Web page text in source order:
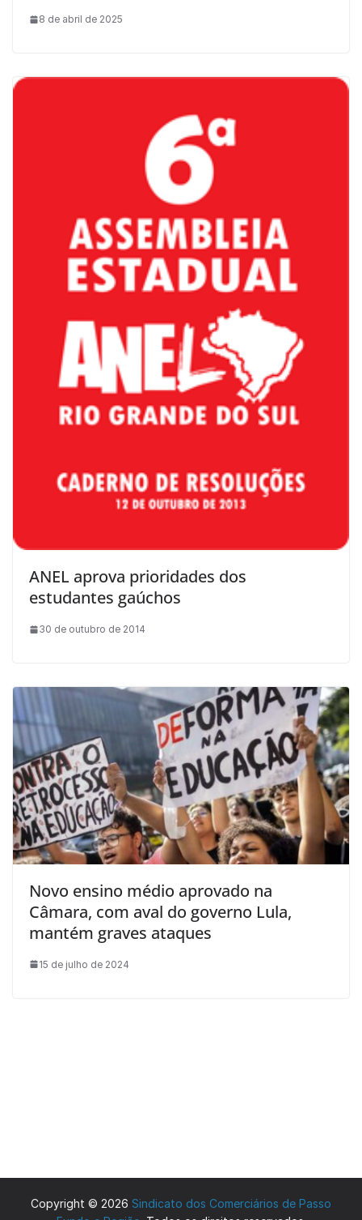
8 de abril de 2025
ANEL aprova prioridades dos
estudantes gaúchos
30 de outubro de 2014
Novo ensino médio aprovado na
Câmara, com aval do governo Lula,
mantém graves ataques
15 de julho de 2024
Copyright © 2026 Sindicato dos Comerciários de Passo